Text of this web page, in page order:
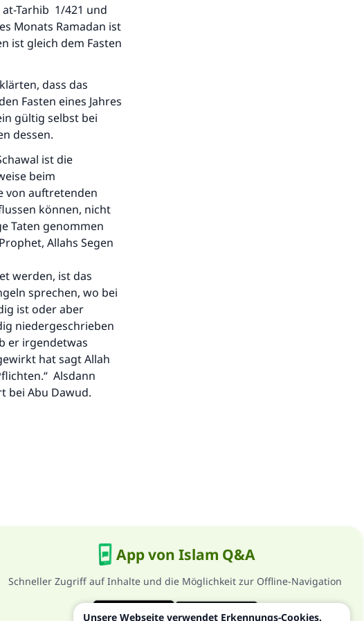
at-Tarhib 1/421 und
Monats Ramadan ist
ist gleich dem Fasten
dass das
Fasten eines Jahres
gültig selbst bei
dessen.
ist die
beim
von auftretenden
können, nicht
Taten genommen
Allahs Segen
werden, ist das
sprechen, wo bei
ist oder aber
niedergeschrieben
er irgendetwas
hat sagt Allah
Alsdann
bei Abu Dawud.
App von Islam Q&A
Schneller Zugriff auf Inhalte und die Möglichkeit zur Offline-Navigation
sagte:
der sie
Unsere Webseite verwendet Erkennungs-Cookies.